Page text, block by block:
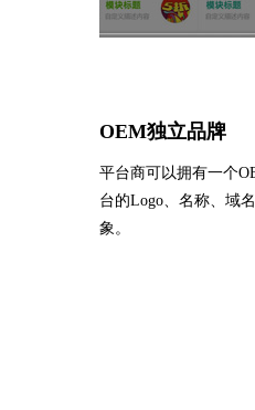
OEM独立品牌
平台商可以拥有一个
台的Logo、名称、域
象。